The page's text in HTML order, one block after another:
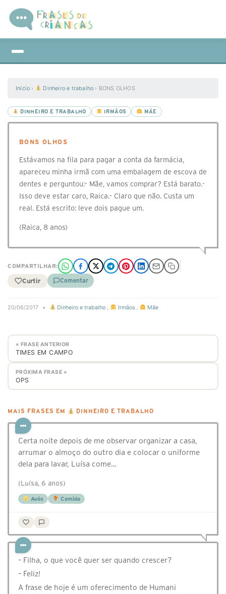
Início › Dinheiro e trabalho › BONS OLHOS
DINHEIRO E TRABALHO IRMÃOS MÃE
BONS OLHOS
Estávamos na fila para pagar a conta da farmácia,
apareceu minha irmã com uma embalagem de escova de
dentes e perguntou:- Mãe, vamos comprar? Está barato.-
Isso deve estar caro, Raica.- Claro que não. Custa um
real. Está escrito: leve dois pague um.
(Raica, 8 anos)
COMPARTILHAR:
Curtir Comentar
20/06/2017 • Dinheiro e trabalho , Irmãos , Mãe
« FRASE ANTERIOR
TIMES EM CAMPO
PRÓXIMA FRASE »
OPS
MAIS FRASES EM DINHEIRO E TRABALHO
Certa noite depois de me observar organizar a casa,
arrumar o almoço do outro dia e colocar o uniforme
dela para lavar, Luísa come…
(Luísa, 6 anos)
Avós Comida
– Filha, o que você quer ser quando crescer?
– Feliz!
A frase de hoje é um oferecimento de Humani